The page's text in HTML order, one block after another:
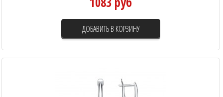
ДОБАВИТЬ В КОРЗИНУ